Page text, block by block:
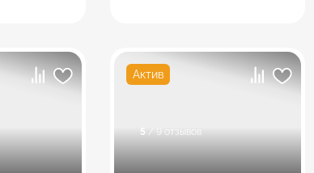
Актив
5 / 9 отзывов